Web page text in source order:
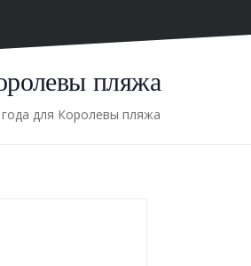
пляжа
для Королевы пляжа